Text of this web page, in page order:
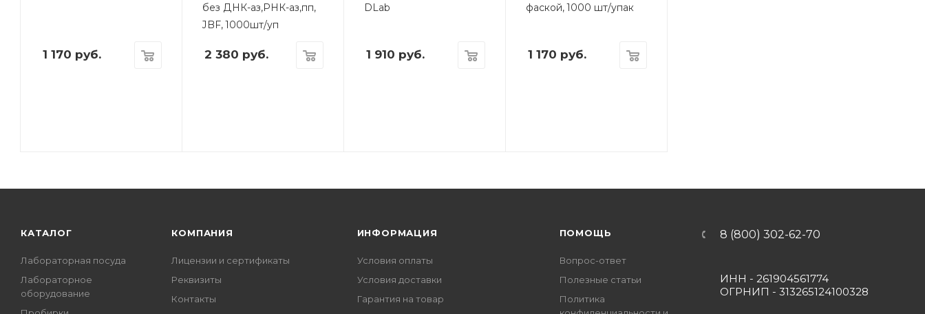
1 170 руб.
без ДНК-аз,РНК-аз,пп,
JBF, 1000шт/уп
2 380 руб.
DLab
1 910 руб.
фаской, 1000 шт/упак
1 170 руб.
КАТАЛОГ
Лабораторная посуда
Лабораторное
оборудование
КОМПАНИЯ
Лицензии и сертификаты
Реквизиты
Контакты
ИНФОРМАЦИЯ
Условия оплаты
Условия доставки
Гарантия на товар
ПОМОЩЬ
Вопрос-ответ
Полезные статьи
Политика
8 (800) 302-62-70
ИНН - 261904561774
ОГРНИП - 313265124100328